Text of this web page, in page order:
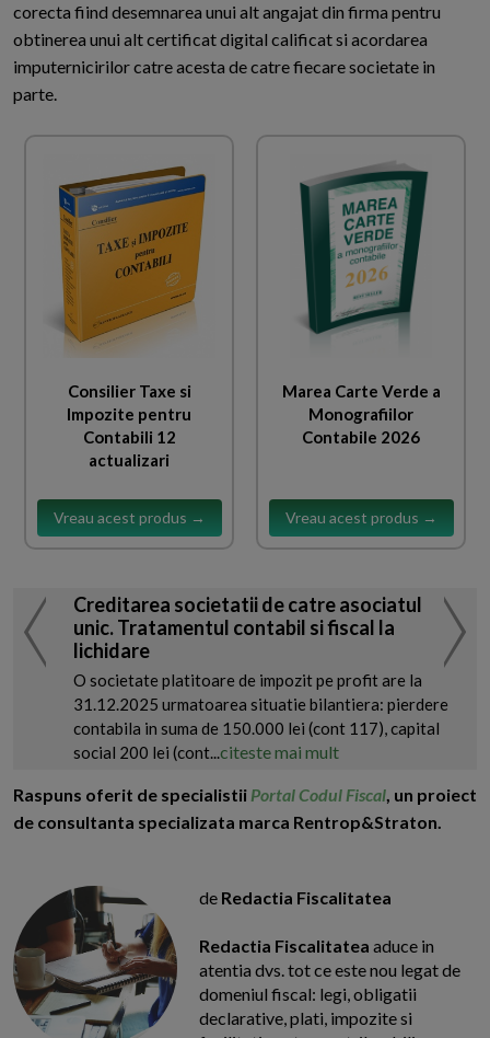
corecta fiind desemnarea unui alt angajat din firma pentru
obtinerea unui alt certificat digital calificat si acordarea
imputernicirilor catre acesta de catre fiecare societate in
parte.
Consilier Taxe si
Impozite pentru
Contabili 12
actualizari
Vreau acest produs →
Marea Carte Verde a
Monografiilor
Contabile 2026
Vreau acest produs →
Creditarea societatii de catre asociatul
unic. Tratamentul contabil si fiscal la
lichidare
O societate platitoare de impozit pe profit are la
31.12.2025 urmatoarea situatie bilantiera: pierdere
contabila in suma de 150.000 lei (cont 117), capital
social 200 lei (cont...citeste mai mult
Raspuns oferit de specialistii Portal Codul Fiscal, un proiect
de consultanta specializata marca Rentrop&Straton.
de Redactia Fiscalitatea
Redactia Fiscalitatea aduce in
atentia dvs. tot ce este nou legat de
domeniul fiscal: legi, obligatii
declarative, plati, impozite si